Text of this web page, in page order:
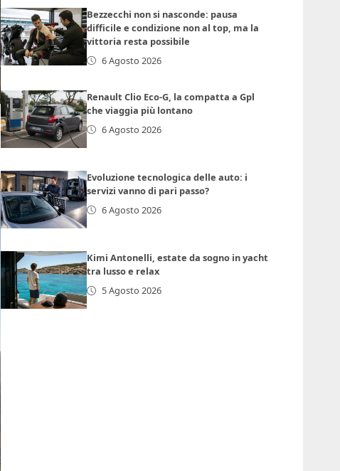
Bezzecchi non si nasconde: pausa
difficile e condizione non al top, ma la
vittoria resta possibile
6 Agosto 2026
Renault Clio Eco-G, la compatta a Gpl
che viaggia più lontano
6 Agosto 2026
Evoluzione tecnologica delle auto: i
servizi vanno di pari passo?
6 Agosto 2026
Kimi Antonelli, estate da sogno in yacht
tra lusso e relax
5 Agosto 2026